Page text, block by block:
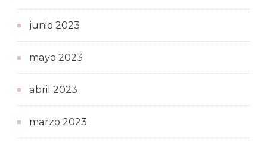
junio 2023
mayo 2023
abril 2023
marzo 2023